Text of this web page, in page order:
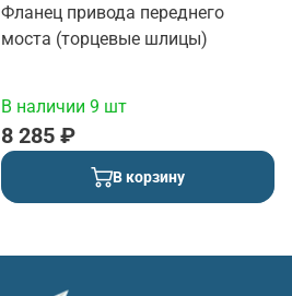
Фланец привода переднего
моста (торцевые шлицы)
В наличии 9 шт
8 285 ₽
В корзину